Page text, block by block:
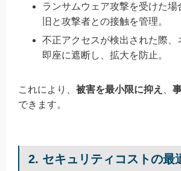
ランサムウェア攻撃を受けた場
旧と攻撃者との接触を管理。
不正アクセスが検出された際、
即座に遮断し、拡大を防止。
これにより、 被害を最小限に抑え
できます。
2. セキュリティコストの最